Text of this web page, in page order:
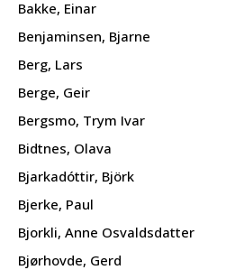
Bakke, Einar
Benjaminsen, Bjarne
Berg, Lars
Berge, Geir
Bergsmo, Trym Ivar
Bidtnes, Olava
Bjarkadóttir, Björk
Bjerke, Paul
Bjorkli, Anne Osvaldsdatter
Bjørhovde, Gerd